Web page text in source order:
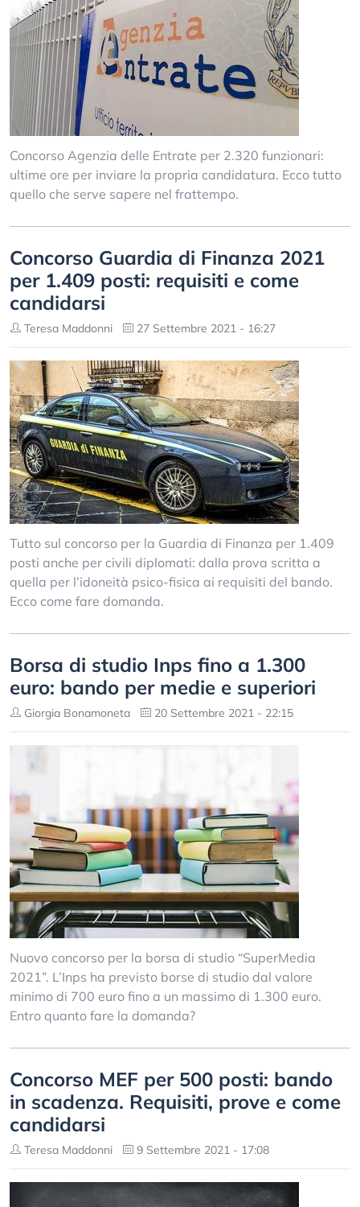
Concorso Agenzia delle Entrate per 2.320 funzionari:
ultime ore per inviare la propria candidatura. Ecco tutto
quello che serve sapere nel frattempo.
Concorso Guardia di Finanza 2021
per 1.409 posti: requisiti e come
candidarsi
Teresa Maddonni 27 Settembre 2021 - 16:27
Tutto sul concorso per la Guardia di Finanza per 1.409
posti anche per civili diplomati: dalla prova scritta a
quella per l’idoneità psico-fisica ai requisiti del bando.
Ecco come fare domanda.
Borsa di studio Inps fino a 1.300
euro: bando per medie e superiori
Giorgia Bonamoneta 20 Settembre 2021 - 22:15
Nuovo concorso per la borsa di studio “SuperMedia
2021”. L’Inps ha previsto borse di studio dal valore
minimo di 700 euro fino a un massimo di 1.300 euro.
Entro quanto fare la domanda?
Concorso MEF per 500 posti: bando
in scadenza. Requisiti, prove e come
candidarsi
Teresa Maddonni 9 Settembre 2021 - 17:08